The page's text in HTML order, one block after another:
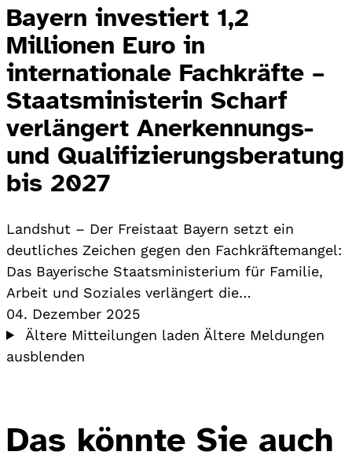
Bayern investiert 1,2
Millionen Euro in
internationale Fachkräfte –
Staatsministerin Scharf
verlängert Anerkennungs-
und Qualifizierungsberatung
bis 2027
Landshut – Der Freistaat Bayern setzt ein
deutliches Zeichen gegen den Fachkräftemangel:
Das Bayerische Staatsministerium für Familie,
Arbeit und Soziales verlängert die…
04. Dezember 2025
Ältere Mitteilungen laden Ältere Meldungen
ausblenden
Das könnte Sie auch